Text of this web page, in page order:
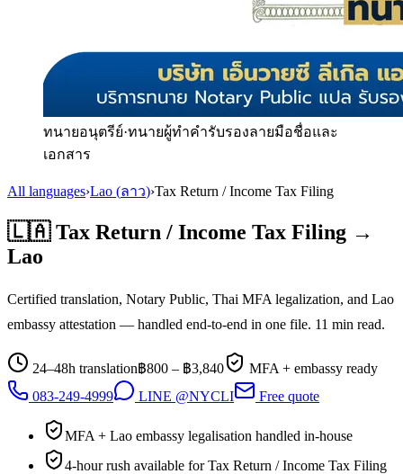
ทนายอนุตรีย์·ทนายผู้ทำคำรับรองลายมือชื่อและ
เอกสาร
All languages›Lao (ลาว)›Tax Return / Income Tax Filing
🇱🇦 Tax Return / Income Tax Filing →
Lao
Certified translation, Notary Public, Thai MFA legalization, and Lao
embassy attestation — handled end-to-end in one file. 11 min read.
24–48h translation฿800 – ฿3,840
MFA + embassy ready
083-249-4999
LINE @NYCLI Free quote
MFA + Lao embassy legalisation handled in-house
4-hour rush available for Tax Return / Income Tax Filing